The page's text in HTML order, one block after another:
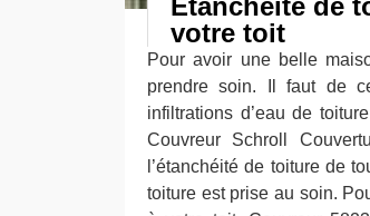
Étanchéité de
votre toit
Pour avoir une belle
prendre soin. Il faut de
infiltrations d’eau de
Couvreur Schroll
l’étanchéité de toiture de
toiture est prise au soin.